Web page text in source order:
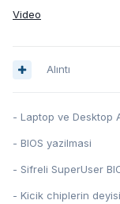
Video
Alıntı
- Laptop ve Desktop
- BIOS yazilmasi
- Sifreli SuperUser
- Kicik chiplerin